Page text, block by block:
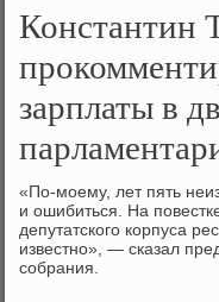
Константин
зарплаты в
«По-моему, лет пять
и ошибиться. На
депутатского корпуса
известно», — сказал
собрания.